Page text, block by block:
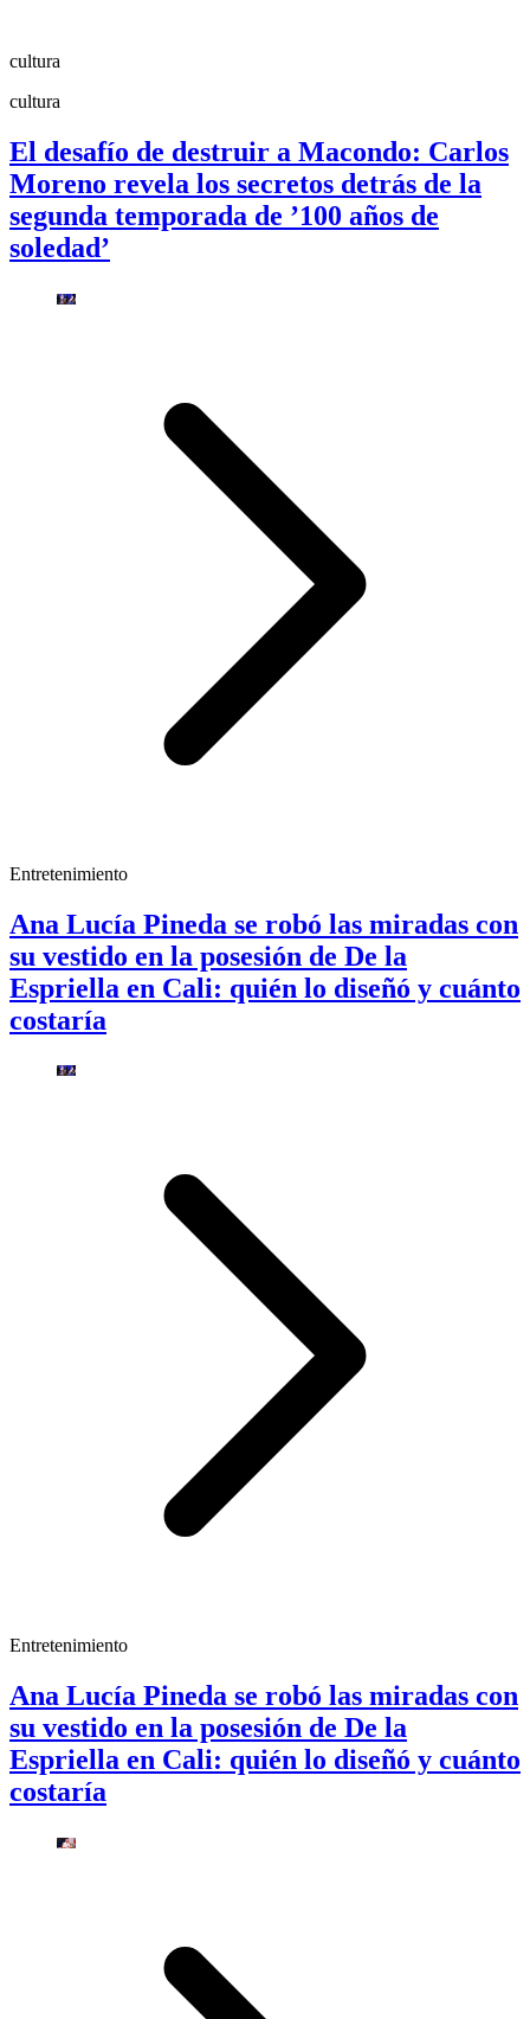
cultura
cultura
El desafío de destruir a Macondo: Carlos
Moreno revela los secretos detrás de la
segunda temporada de ’100 años de
soledad’
Entretenimiento
Ana Lucía Pineda se robó las miradas con
su vestido en la posesión de De la
Espriella en Cali: quién lo diseñó y cuánto
costaría
Entretenimiento
Ana Lucía Pineda se robó las miradas con
su vestido en la posesión de De la
Espriella en Cali: quién lo diseñó y cuánto
costaría